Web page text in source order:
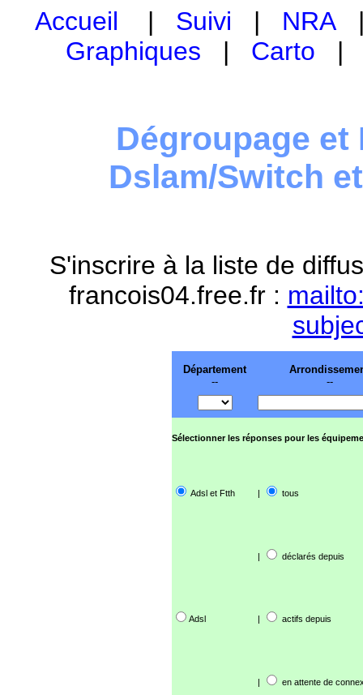
Accueil | Suivi | NRA
Graphiques | Carto
Dégroupage et
Dslam/Switch
S'inscrire à la liste de
francois04.free.fr :
Département
--
--
Sélectionner les réponses pour les
Adsl et Ftth | tous
| déclarés depuis
Adsl | actifs depuis
| en attente de